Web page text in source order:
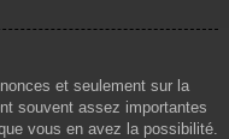
et seulement sur la
souvent assez importantes
vous en avez la possibilité.